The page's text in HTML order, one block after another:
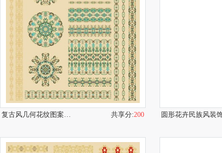
复古风几何花纹图案设计 共享分:200